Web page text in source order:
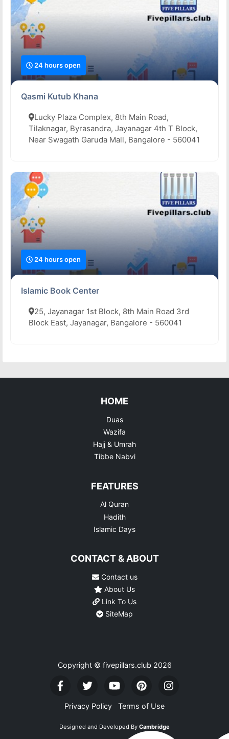
24 hours open
Qasmi Kutub Khana
Lucky Plaza Complex, 8th Main Road,
Tilaknagar, Byrasandra, Jayanagar 4th T Block,
Near Swagath Garuda Mall, Bangalore - 560041
24 hours open
Islamic Book Center
25, Jayanagar 1st Block, 8th Main Road 3rd
Block East, Jayanagar, Bangalore - 560041
HOME
Duas
Wazifa
Hajj & Umrah
Tibbe Nabvi
FEATURES
Al Quran
Hadith
Islamic Days
CONTACT & ABOUT
Contact us
About Us
Link To Us
SiteMap
Copyright © fivepillars.club 2026
Privacy Policy Terms of Use
Designed and Developed By Cambridge